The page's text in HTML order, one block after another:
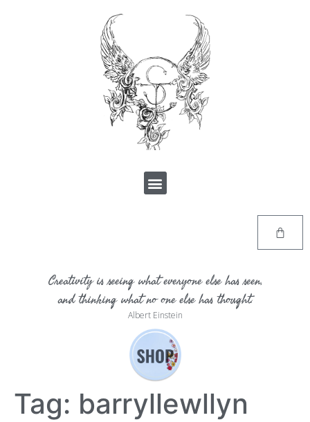
Creativity is seeing what everyone else has seen,
and thinking what no one else has thought.
Albert Einstein
Tag: barryllewllyn